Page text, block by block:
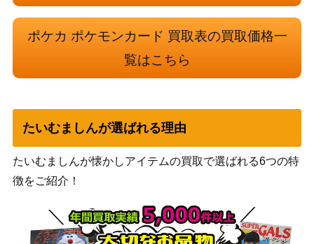
P】
（プロモ）
ゲッコウガex（SAR）【S
スカーレット＆バイオ
レット
14,000
9 118/095】
（タッグボルト）
シャワーズex（SAR）【S
V8a 205/187】
スカーレット＆バイオ
レット
（テラスタルフェス
2,200
アブソル（PROMO）【X
Y-P】
XY・XY BREAK
（PROMO（プロモ）/
その他）
2,000
ポケカ ポケモンカード 買取表の買取価格一
覧はこちら
たいむましんが選ばれる理由
たいむましんが懐かしアイテムの買取で選ばれる6つの特
徴をご紹介！